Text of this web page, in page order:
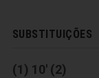
SUBSTITUIÇÕES
(1) 10' (2)